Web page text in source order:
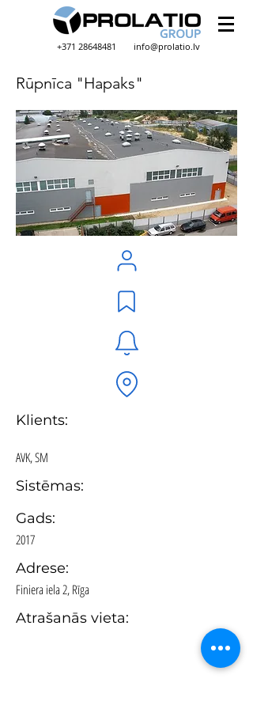
+371 28648481 info@prolatio.lv
Rūpnīca "Hapaks"
Klients:
AVK, SM
Sistēmas:
Gads:
2017
Adrese:
Finiera iela 2, Rīga
Atrašanās vieta: